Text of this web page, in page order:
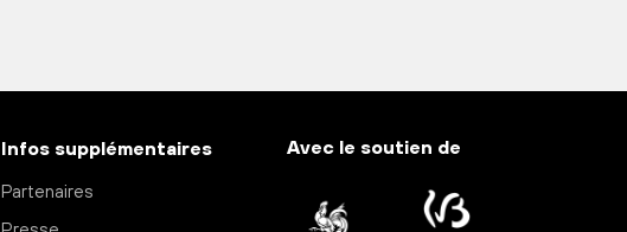
Infos supplémentaires
Partenaires
Avec le soutien de